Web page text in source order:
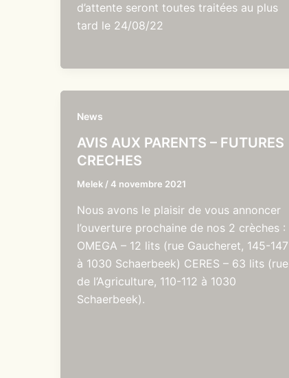
d’attente seront toutes traitées au plus
tard le 24/08/22
News
AVIS AUX PARENTS – FUTURES
CRECHES
Melek /4 novembre 2021
Nous avons le plaisir de vous annoncer
l’ouverture prochaine de nos 2 crèches :
OMEGA – 12 lits (rue Gaucheret, 145-147
à 1030 Schaerbeek) CERES – 63 lits (rue
de l’Agriculture, 110-112 à 1030
Schaerbeek).